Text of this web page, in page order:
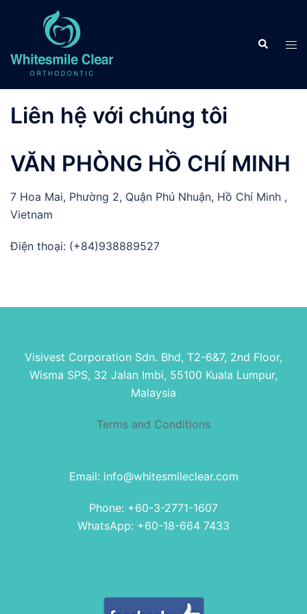
Search
Liên hệ với chúng tôi
VĂN PHÒNG HỒ CHÍ MINH
7 Hoa Mai, Phường 2, Quận Phú Nhuận, Hồ Chí Minh ,
Vietnam
Điện thoại: (+84)938889527
Visivest Corporation Sdn. Bhd, T2-6&7, 2nd Floor,
Wisma SPS, 32 Jalan Imbi, 55100 Kuala Lumpur,
Malaysia
Terms and Conditions
Email: info@whitesmileclear.com
Phone: +60-3-2771-1607
WhatsApp: +60-18-664 7433